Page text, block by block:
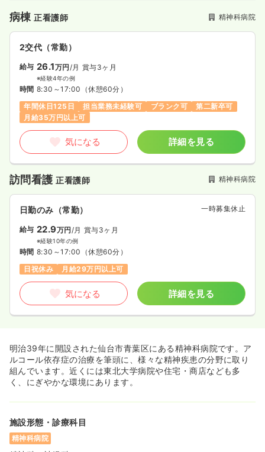
病棟正看護師 精神科病院
2交代（常勤）
給与 26.1万円/月 賞与3ヶ月
※経験4年の例
時間 8:30～17:00 （休憩60分）
年間休日125日
担当業務未経験可 ブランク可
第二新卒可
月給35万円以上可
気になる 詳細を見る
訪問看護正看護師 精神科病院
日勤のみ（常勤） 一時募集休止
給与 22.9万円 /月 賞与3ヶ月
※経験10年の例
時間 8:30～17:00 （休憩60分）
日祝休み
月給29万円以上可
気になる 詳細を見る
明治39年に開設された仙台市青葉区にある精神科病院です。ア
ルコール依存症の治療を筆頭に、様々な精神疾患の分野に取り
組んでいます。近くには東北大学病院や住宅・商店なども多
く、にぎやかな環境にあります。
施設形態・診療科目
精神科病院